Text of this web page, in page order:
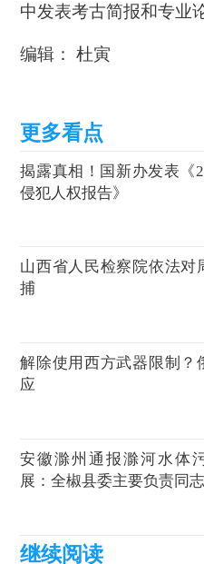
中发表考古简报和专业
编辑： 杜寅
揭露真相！国新办发表《
侵犯人权报告》
山西省人民检察院依法对
捕
解除使用西方武器限制？
应
安徽滁州通报滁河水体
展：全椒县委主要负责同